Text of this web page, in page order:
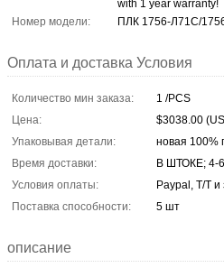
with 1 year warranty!
Номер модели:
ПЛК 1756-Л71С/
Оплата и доставка Условия
Количество мин заказа:
1 /PCS
Цена:
$3038.00
Упаковывая детали:
новая 100%
Время доставки:
В ШТОКЕ; 4-6
Условия оплаты:
Paypal, T/T
Поставка способности:
5 шт
описание